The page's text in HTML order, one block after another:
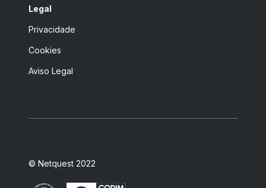
Legal
Privacidade
Cookies
Aviso Legal
© Netquest 2022